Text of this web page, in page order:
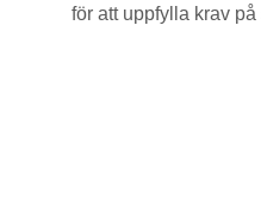
för att uppfylla krav på